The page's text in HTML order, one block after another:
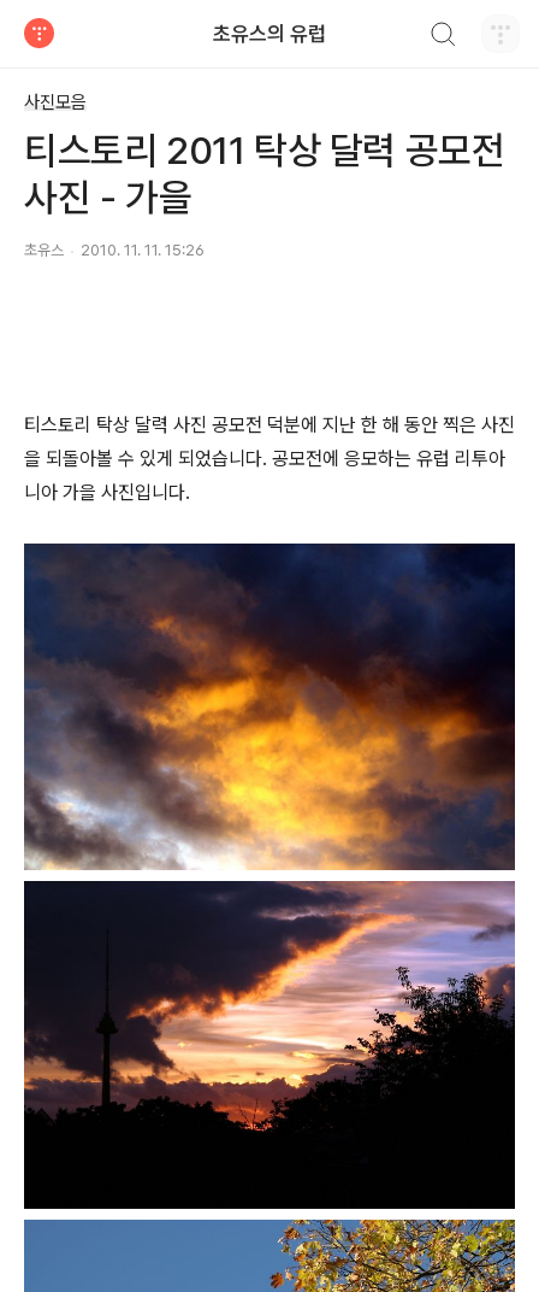
초유스의 유럽
사진모음
티스토리 2011 탁상 달력 공모전
사진 - 가을
초유스 2010. 11. 11. 15:26
티스토리 탁상 달력 사진 공모전 덕분에 지난 한 해 동안 찍은 사진
을 되돌아볼 수 있게 되었습니다. 공모전에 응모하는 유럽 리투아
니아 가을 사진입니다.